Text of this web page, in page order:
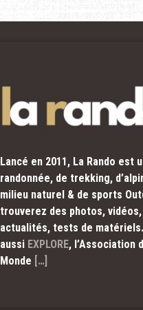
Lancé en 2011, La Rando est
randonnée, de trekking,
milieu naturel & de sports
trouverez des photos,
actualités, tests de matériels.
aussi EXPLORE, l’Association
Monde […]